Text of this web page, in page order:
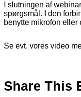
I slutningen af
spørgsmål. I den
benytte mikrofon eller
Se evt. vores video
Share This